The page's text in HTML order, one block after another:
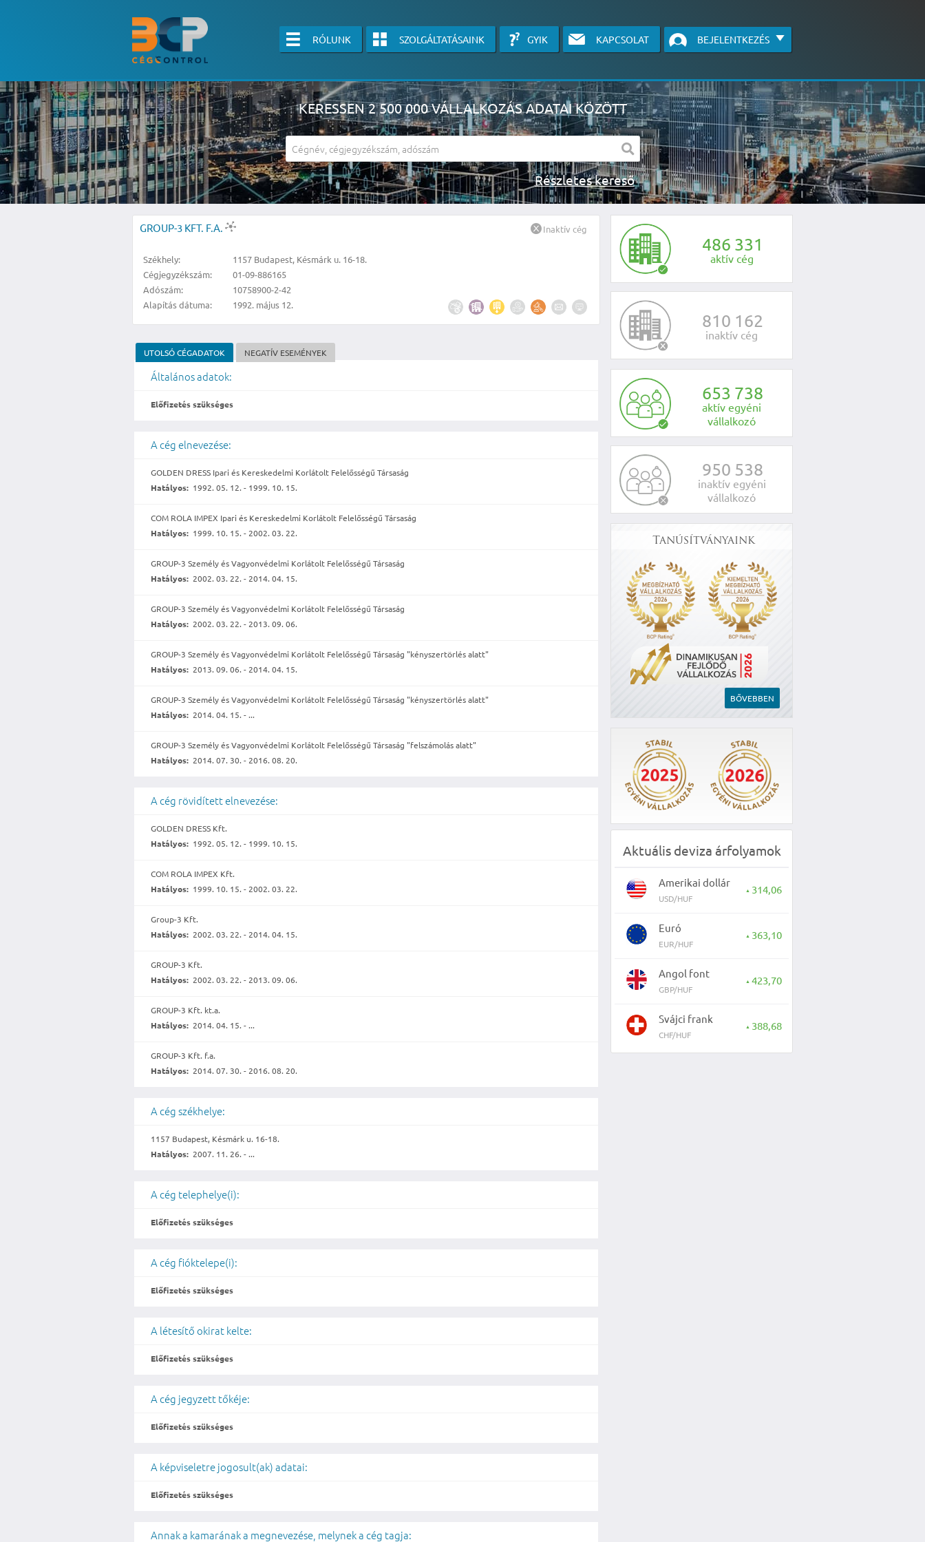
RÓLUNK SZOLGÁLTATÁSAINK GYIK KAPCSOLAT BEJELENTKEZÉS
KERESSEN 2 500 000 VÁLLALKOZÁS ADATAI KÖZÖTT
Részletes kereső
A részletes kereső csak belépett felhasználók számára érhető el, használatához kérjük jelentkezzen be, vagy vegye fel velünk a kapcsolatot az alábbi
486 331
aktív cég
810 162
inaktív cég
653 738
aktív egyéni
vállalkozó
950 538
inaktív egyéni
vállalkozó
Tanúsítványaink
BŐVEBBEN
Aktuális deviza árfolyamok
Amerikai dollár
USD/HUF
▲ 314,06
Euró
EUR/HUF
▲ 363,10
Angol font
GBP/HUF
▲ 423,70
Svájci frank
CHF/HUF
▲ 388,68
GROUP-3 KFT. F.A.
Székhely:
1157 Budapest, Késmárk u. 16-18.
Cégjegyzékszám:
01-09-886165
Adószám:
10758900-2-42
Alapítás dátuma:
1992. május 12.
Inaktív cég
UTOLSÓ CÉGADATOK NEGATÍV ESEMÉNYEK
Általános adatok:
Előfizetés szükséges
A cég elnevezése:
GOLDEN DRESS Ipari és Kereskedelmi Korlátolt Felelősségű Társaság
Hatályos: 1992. 05. 12. - 1999. 10. 15.
COM ROLA IMPEX Ipari és Kereskedelmi Korlátolt Felelősségű Társaság
Hatályos: 1999. 10. 15. - 2002. 03. 22.
GROUP-3 Személy és Vagyonvédelmi Korlátolt Felelősségű Társaság
Hatályos: 2002. 03. 22. - 2014. 04. 15.
GROUP-3 Személy és Vagyonvédelmi Korlátolt Felelősségű Társaság
Hatályos: 2002. 03. 22. - 2013. 09. 06.
GROUP-3 Személy és Vagyonvédelmi Korlátolt Felelősségű Társaság "kényszertörlés alatt"
Hatályos: 2013. 09. 06. - 2014. 04. 15.
GROUP-3 Személy és Vagyonvédelmi Korlátolt Felelősségű Társaság "kényszertörlés alatt"
Hatályos: 2014. 04. 15. - ...
GROUP-3 Személy és Vagyonvédelmi Korlátolt Felelősségű Társaság "felszámolás alatt"
Hatályos: 2014. 07. 30. - 2016. 08. 20.
A cég rövidített elnevezése:
GOLDEN DRESS Kft.
Hatályos: 1992. 05. 12. - 1999. 10. 15.
COM ROLA IMPEX Kft.
Hatályos: 1999. 10. 15. - 2002. 03. 22.
Group-3 Kft.
Hatályos: 2002. 03. 22. - 2014. 04. 15.
GROUP-3 Kft.
Hatályos: 2002. 03. 22. - 2013. 09. 06.
GROUP-3 Kft. kt.a.
Hatályos: 2014. 04. 15. - ...
GROUP-3 Kft. f.a.
Hatályos: 2014. 07. 30. - 2016. 08. 20.
A cég székhelye:
1157 Budapest, Késmárk u. 16-18.
Hatályos: 2007. 11. 26. - ...
A cég telephelye(i):
Előfizetés szükséges
A cég fióktelepe(i):
Előfizetés szükséges
A létesítő okirat kelte:
Előfizetés szükséges
A cég jegyzett tőkéje:
Előfizetés szükséges
A képviseletre jogosult(ak) adatai:
Előfizetés szükséges
Annak a kamarának a megnevezése, melynek a cég tagja: